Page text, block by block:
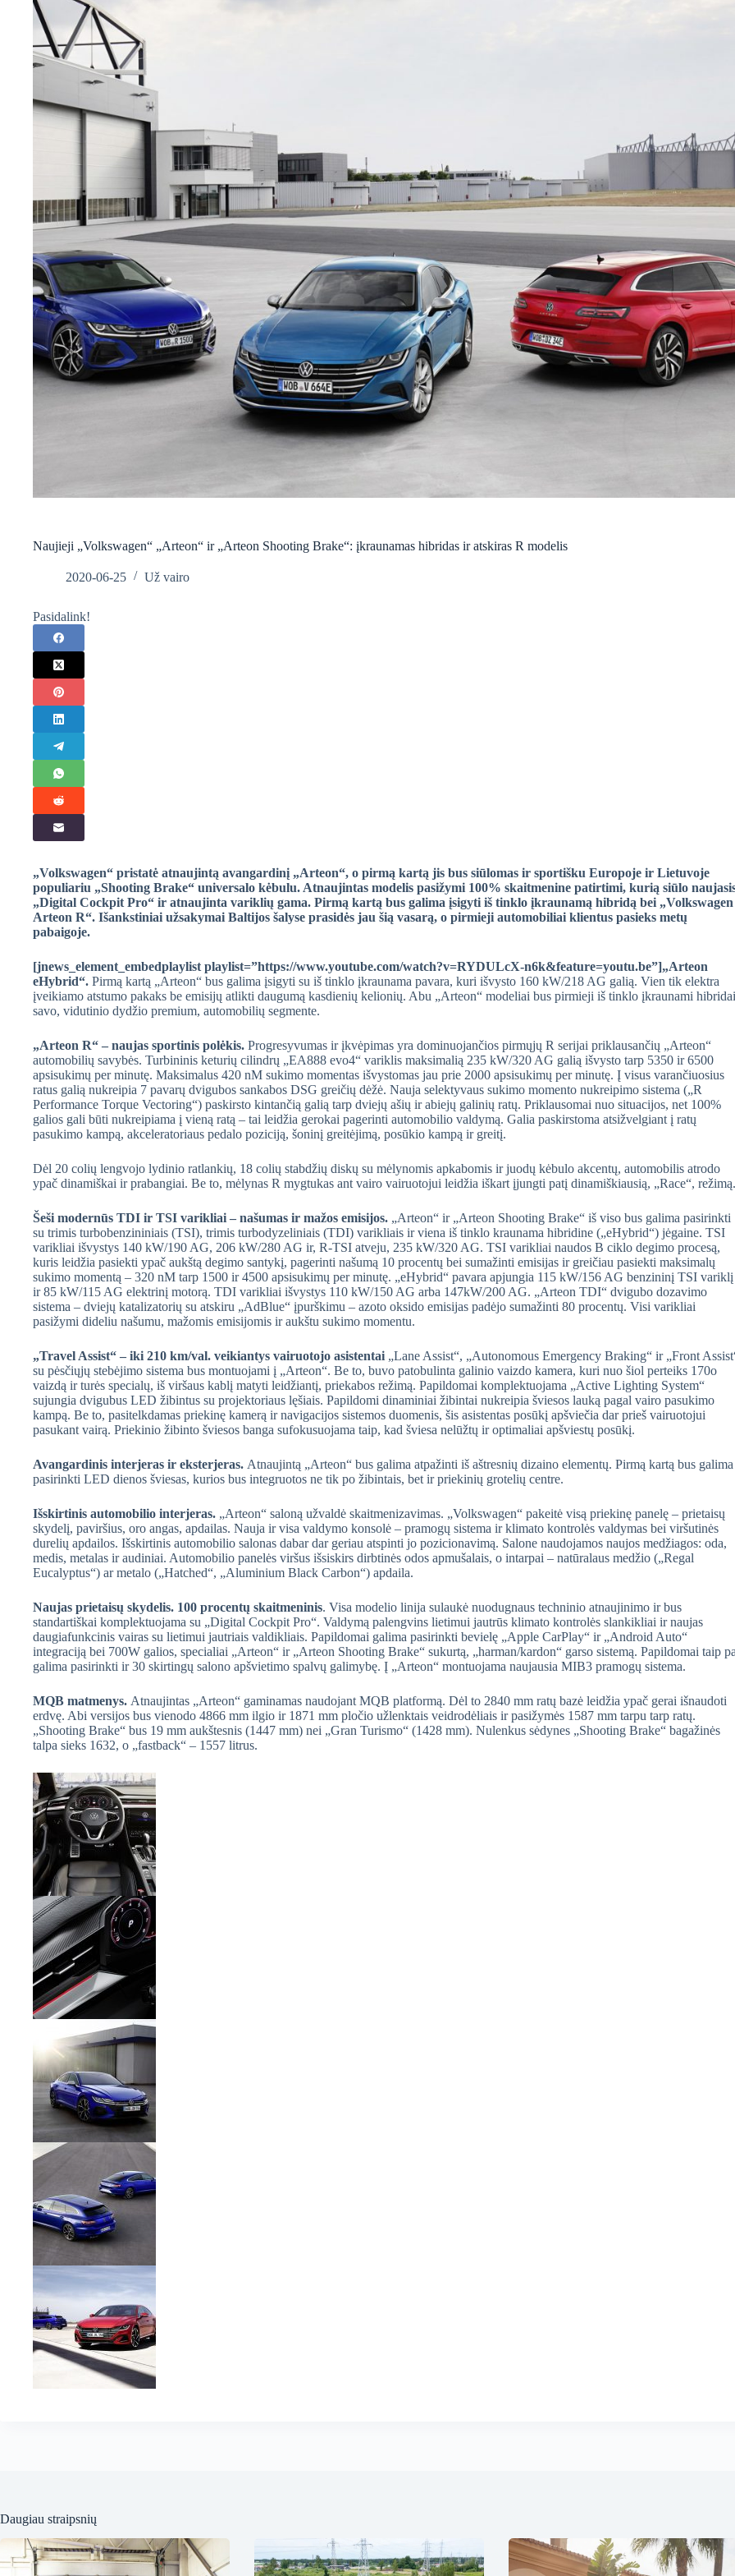
Naujieji „Volkswagen“ „Arteon“ ir „Arteon Shooting Brake“: įkraunamas hibridas ir atskiras R modelis
2020-06-25 Už vairo
Pasidalink!
„Volkswagen“ pristatė atnaujintą avangardinį „Arteon“, o pirmą kartą jis bus siūlomas ir sportišku Europoje ir Lietuvoje
populiariu „Shooting Brake“ universalo kėbulu. Atnaujintas modelis pasižymi 100% skaitmenine patirtimi, kurią siūlo
„Digital Cockpit Pro“ ir atnaujinta variklių gama. Pirmą kartą bus galima įsigyti iš tinklo įkraunamą hibridą bei „Volkswagen
Arteon R“. Išankstiniai užsakymai Baltijos šalyse prasidės jau šią vasarą, o pirmieji automobiliai klientus pasieks metų
pabaigoje.
[jnews_element_embedplaylist playlist=”https://www.youtube.com/watch?v=RYDULcX-n6k&feature=youtu.be”]„Arteon
eHybrid“. Pirmą kartą „Arteon“ bus galima įsigyti su iš tinklo įkraunama pavara, kuri išvysto 160 kW/218 AG galią. Vien tik elektra
įveikiamo atstumo pakaks be emisijų atlikti daugumą kasdienių kelionių. Abu „Arteon“ modeliai bus pirmieji iš tinklo įkraunami hibridai
savo, vidutinio dydžio premium, automobilių segmente.
„Arteon R“ – naujas sportinis polėkis. Progresyvumas ir įkvėpimas yra dominuojančios pirmųjų R serijai priklausančių „Arteon“
automobilių savybės. Turbininis keturių cilindrų „EA888 evo4“ variklis maksimalią 235 kW/320 AG galią išvysto tarp 5350 ir 6500
apsisukimų per minutę. Maksimalus 420 nM sukimo momentas išvystomas jau prie 2000 apsisukimų per minutę. Į visus varančiuosius
ratus galią nukreipia 7 pavarų dvigubos sankabos DSG greičių dėžė. Nauja selektyvaus sukimo momento nukreipimo sistema („R
Performance Torque Vectoring“) paskirsto kintančią galią tarp dviejų ašių ir abiejų galinių ratų. Priklausomai nuo situacijos, net 100%
galios gali būti nukreipiama į vieną ratą – tai leidžia gerokai pagerinti automobilio valdymą. Galia paskirstoma atsižvelgiant į ratų
pasukimo kampą, akceleratoriaus pedalo poziciją, šoninį greitėjimą, posūkio kampą ir greitį.
Dėl 20 colių lengvojo lydinio ratlankių, 18 colių stabdžių diskų su mėlynomis apkabomis ir juodų kėbulo akcentų, automobilis atrodo
ypač dinamiškai ir prabangiai. Be to, mėlynas R mygtukas ant vairo vairuotojui leidžia iškart įjungti patį dinamiškiausią, „Race“, režimą.
Šeši modernūs TDI ir TSI varikliai – našumas ir mažos emisijos. „Arteon“ ir „Arteon Shooting Brake“ iš viso bus galima pasirinkti
su trimis turbobenzininiais (TSI), trimis turbodyzeliniais (TDI) varikliais ir viena iš tinklo kraunama hibridine („eHybrid“) jėgaine. TSI
varikliai išvystys 140 kW/190 AG, 206 kW/280 AG ir, R-TSI atveju, 235 kW/320 AG. TSI varikliai naudos B ciklo degimo procesą,
kuris leidžia pasiekti ypač aukštą degimo santykį, pagerinti našumą 10 procentų bei sumažinti emisijas ir greičiau pasiekti maksimalų
sukimo momentą – 320 nM tarp 1500 ir 4500 apsisukimų per minutę. „eHybrid“ pavara apjungia 115 kW/156 AG benzininį TSI variklį
ir 85 kW/115 AG elektrinį motorą. TDI varikliai išvystys 110 kW/150 AG arba 147kW/200 AG. „Arteon TDI“ dvigubo dozavimo
sistema – dviejų katalizatorių su atskiru „AdBlue“ įpurškimu – azoto oksido emisijas padėjo sumažinti 80 procentų. Visi varikliai
pasižymi dideliu našumu, mažomis emisijomis ir aukštu sukimo momentu.
„Travel Assist“ – iki 210 km/val. veikiantys vairuotojo asistentai „Lane Assist“, „Autonomous Emergency Braking“ ir „Front
su pėsčiųjų stebėjimo sistema bus montuojami į „Arteon“. Be to, buvo patobulinta galinio vaizdo kamera, kuri nuo šiol perteiks 170o
vaizdą ir turės specialų, iš viršaus kablį matyti leidžiantį, priekabos režimą. Papildomai komplektuojama „Active Lighting System“
sujungia dvigubus LED žibintus su projektoriaus lęšiais. Papildomi dinaminiai žibintai nukreipia šviesos lauką pagal vairo pasukimo
kampą. Be to, pasitelkdamas priekinę kamerą ir navigacijos sistemos duomenis, šis asistentas posūkį apšviečia dar prieš vairuotojui
pasukant vairą. Priekinio žibinto šviesos banga sufokusuojama taip, kad šviesa nelūžtų ir optimaliai apšviestų posūkį.
Avangardinis interjeras ir eksterjeras. Atnaujintą „Arteon“ bus galima atpažinti iš aštresnių dizaino elementų. Pirmą kartą bus galima
pasirinkti LED dienos šviesas, kurios bus integruotos ne tik po žibintais, bet ir priekinių grotelių centre.
Išskirtinis automobilio interjeras. „Arteon“ saloną užvaldė skaitmenizavimas. „Volkswagen“ pakeitė visą priekinę panelę – prietaisų
skydelį, paviršius, oro angas, apdailas. Nauja ir visa valdymo konsolė – pramogų sistema ir klimato kontrolės valdymas bei viršutinės
durelių apdailos. Išskirtinis automobilio salonas dabar dar geriau atspinti jo pozicionavimą. Salone naudojamos naujos medžiagos: oda,
medis, metalas ir audiniai. Automobilio panelės viršus išsiskirs dirbtinės odos apmušalais, o intarpai – natūralaus medžio („Regal
Eucalyptus“) ar metalo („Hatched“, „Aluminium Black Carbon“) apdaila.
Naujas prietaisų skydelis. 100 procentų skaitmeninis. Visa modelio linija sulaukė nuodugnaus techninio atnaujinimo ir bus
standartiškai komplektuojama su „Digital Cockpit Pro“. Valdymą palengvins lietimui jautrūs klimato kontrolės slankikliai ir naujas
daugiafunkcinis vairas su lietimui jautriais valdikliais. Papildomai galima pasirinkti bevielę „Apple CarPlay“ ir „Android Auto“
integraciją bei 700W galios, specialiai „Arteon“ ir „Arteon Shooting Brake“ sukurtą, „harman/kardon“ garso sistemą. Papildomai taip
galima pasirinkti ir 30 skirtingų salono apšvietimo spalvų galimybę. Į „Arteon“ montuojama naujausia MIB3 pramogų sistema.
MQB matmenys. Atnaujintas „Arteon“ gaminamas naudojant MQB platformą. Dėl to 2840 mm ratų bazė leidžia ypač gerai išnaudoti
erdvę. Abi versijos bus vienodo 4866 mm ilgio ir 1871 mm pločio užlenktais veidrodėliais ir pasižymės 1587 mm tarpu tarp ratų.
„Shooting Brake“ bus 19 mm aukštesnis (1447 mm) nei „Gran Turismo“ (1428 mm). Nulenkus sėdynes „Shooting Brake“ bagažinės
talpa sieks 1632, o „fastback“ – 1557 litrus.
Daugiau straipsnių